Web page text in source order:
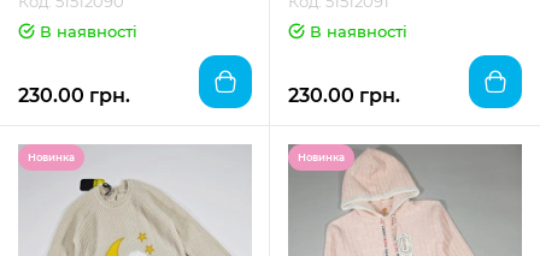
В наявності
230.00 грн.
В наявності
230.00 грн.
Новинка Новинка